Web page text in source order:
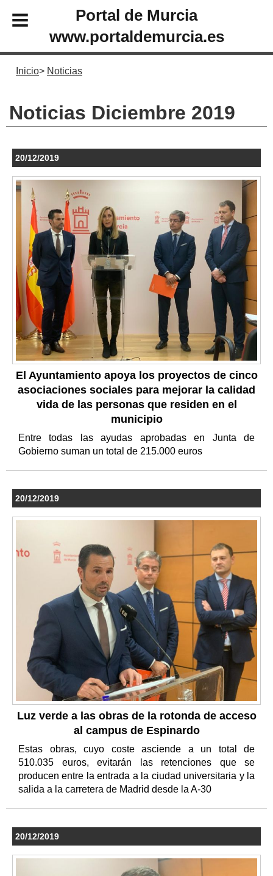
Portal de Murcia
www.portaldemurcia.es
Inicio Noticias
Noticias Diciembre 2019
20/12/2019
El Ayuntamiento apoya los proyectos de cinco
asociaciones sociales para mejorar la calidad
vida de las personas que residen en el
municipio
Entre todas las ayudas aprobadas en Junta de
Gobierno suman un total de 215.000 euros
20/12/2019
Luz verde a las obras de la rotonda de acceso
al campus de Espinardo
Estas obras, cuyo coste asciende a un total de
510.035 euros, evitarán las retenciones que se
producen entre la entrada a la ciudad universitaria y la
salida a la carretera de Madrid desde la A-30
20/12/2019